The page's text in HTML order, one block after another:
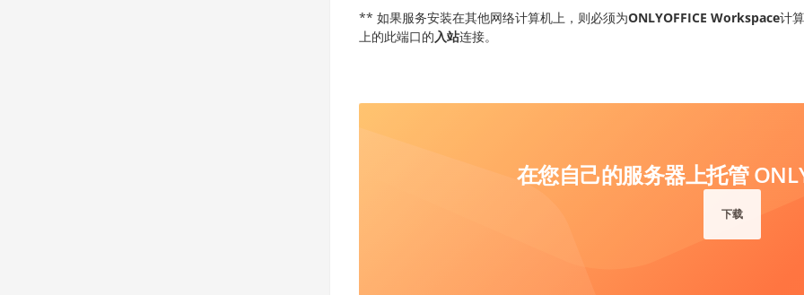
** 如果服务安装在其他网络计算机上，则必须为ONLYOFFICE Workspace计
上的此端口的入站连接。
在您自己的服务器上托管
下载